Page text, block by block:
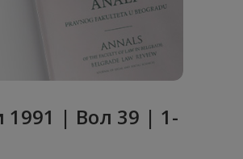
1991 | Вол 39 | 1-